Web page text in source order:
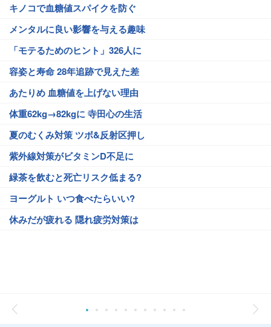
キノコで血糖値スパイクを防ぐ
メンタルに良い影響を与える趣味
「モテるためのヒント」326人に
容姿と寿命 28年追跡で見えた差
あたりめ 血糖値を上げない理由
体重62kg→82kgに 寺田心の生活
夏のむくみ対策 ツボ&反射区押し
紫外線対策がビタミンD不足に
緑茶を飲むと死亡リスク低まる?
ヨーグルト いつ食べたらいい?
休みだが疲れる 隠れ疲労対策は